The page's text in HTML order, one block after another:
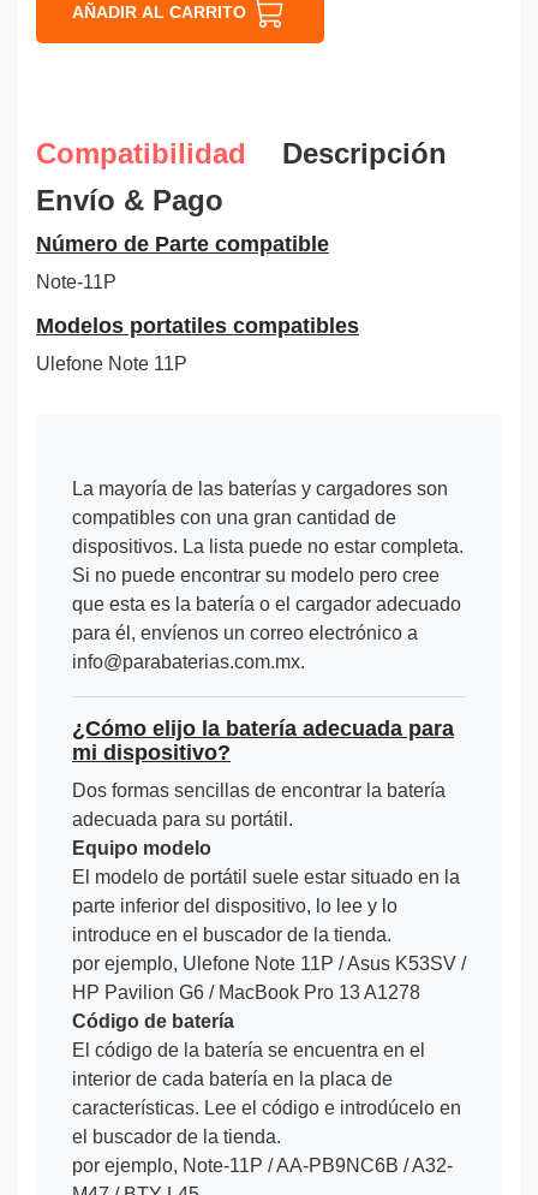
AÑADIR AL CARRITO
Compatibilidad
Descripción
Envío & Pago
Número de Parte compatible
Note-11P
Modelos portatiles compatibles
Ulefone Note 11P
La mayoría de las baterías y cargadores son
compatibles con una gran cantidad de
dispositivos. La lista puede no estar completa.
Si no puede encontrar su modelo pero cree
que esta es la batería o el cargador adecuado
para él, envíenos un correo electrónico a
info@parabaterias.com.mx.
¿Cómo elijo la batería adecuada para
mi dispositivo?
Dos formas sencillas de encontrar la batería
adecuada para su portátil.
Equipo modelo
El modelo de portátil suele estar situado en la
parte inferior del dispositivo, lo lee y lo
introduce en el buscador de la tienda.
por ejemplo, Ulefone Note 11P / Asus K53SV /
HP Pavilion G6 / MacBook Pro 13 A1278
Código de batería
El código de la batería se encuentra en el
interior de cada batería en la placa de
características. Lee el código e introdúcelo en
el buscador de la tienda.
por ejemplo, Note-11P / AA-PB9NC6B / A32-